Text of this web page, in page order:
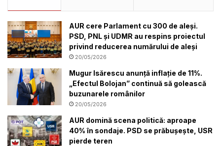
AUR cere Parlament cu 300 de aleși.
PSD, PNL și UDMR au respins proiectul
privind reducerea numărului de aleși
20/05/2026
Mugur Isărescu anunță inflație de 11%.
„Efectul Bolojan” continuă să golească
buzunarele românilor
20/05/2026
AUR domină scena politică: aproape
40% în sondaje. PSD se prăbușește, USR
pierde teren